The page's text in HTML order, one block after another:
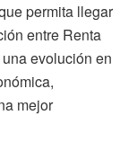
permita llegar
entre Renta
evolución en
mejor